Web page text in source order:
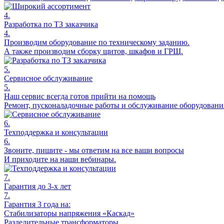
4.
Разработка по ТЗ заказчика
4.
Производим оборудование по техническому заданию.
А также производим сборку щитов, шкафов и ГРЩ.
5.
Сервисное обслуживание
5.
Наш сервис всегда готов прийти на помощь
Ремонт, пусконаладочные работы и обслуживание
6.
Техподдержка и консультации
6.
Звоните, пишите - мы ответим на все ваши вопросы
И приходите на наши вебинары.
7.
Гарантия до 3-х лет
7.
Гарантия 3 года на:
Стабилизаторы напряжения «Каскад»